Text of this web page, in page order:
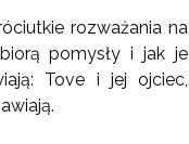
rozważania na
pomysły i jak je
Tove i jej ojciec,